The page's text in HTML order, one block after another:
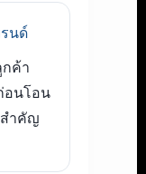
นด์
กค้า
อนโอน
สำคัญ